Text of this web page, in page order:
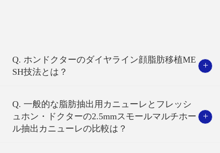
Q. ホンドクターのダイヤライン顔脂肪移植ME
SH技法とは？
+
MESH技法とは？
ホン・ドクターのMESH技法は、17G～25Gのさまざまなカ
ニューレを使用し、精細な微細脂肪移植と 全層脂肪移植
Q. 一般的な脂肪抽出用カニューレとフレッシ
ュホン・ドクターの2.5mmスモールマルチホー
ル抽出カニューレの比較は？
+